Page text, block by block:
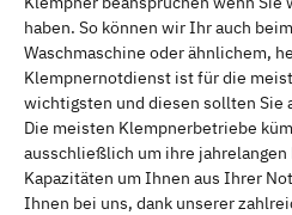
haben. So können wir Ihr auch
Waschmaschine oder ähnlichem,
Klempnernotdienst ist für die
wichtigsten und diesen sollten Sie
Die meisten Klempnerbetriebe
ausschließlich um ihre jahrelangen
Kapazitäten um Ihnen aus Ihrer
Ihnen bei uns, dank unserer